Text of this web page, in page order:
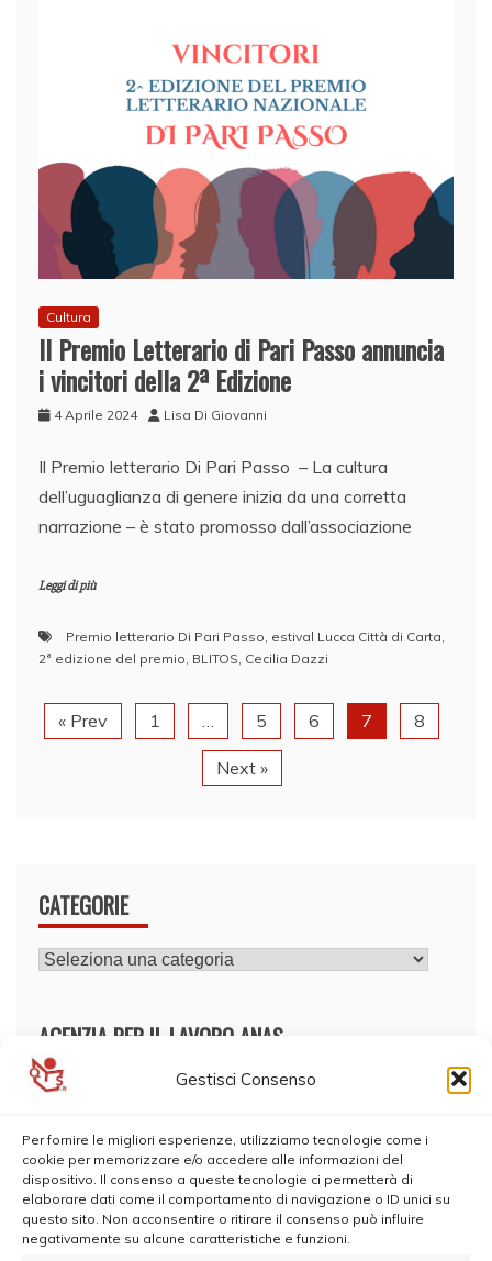
Gestisci Consenso
Per fornire le migliori esperienze, utilizziamo tecnologie come i
cookie per memorizzare e/o accedere alle informazioni del
dispositivo. Il consenso a queste tecnologie ci permetterà di
elaborare dati come il comportamento di navigazione o ID unici su
questo sito. Non acconsentire o ritirare il consenso può influire
negativamente su alcune caratteristiche e funzioni.
Cultura
Il Premio Letterario di Pari Passo annuncia
i vincitori della 2ª Edizione
4 Aprile 2024 Lisa Di Giovanni
Il Premio letterario Di Pari Passo – La cultura
dell’uguaglianza di genere inizia da una corretta
narrazione – è stato promosso dall’associazione
Leggi di più
Premio letterario Di Pari Passo, estival Lucca Città di Carta,
2ª edizione del premio, BLITOS, Cecilia Dazzi
« Prev 1 … 5 6 7 8
Next »
CATEGORIE
CATEGORIE
AGENZIA PER IL LAVORO ANAS